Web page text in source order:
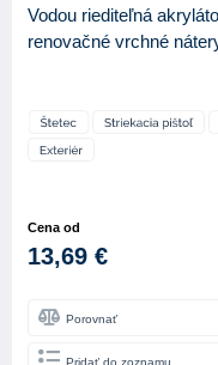
Vodou riediteľná
renovačné vrchné
Cena od
13,69 €
Porovnať
Pridať do zoznamu